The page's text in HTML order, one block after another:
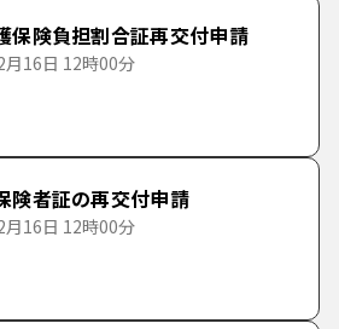
保険負担割合証再交付申請
16日 12時00分
険者証の再交付申請
16日 12時00分